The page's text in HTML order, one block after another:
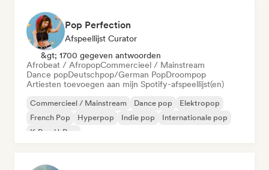
Pop Perfection
Afspeellijst Curator
&gt; 1700 gegeven antwoorden
Afrobeat / AfropopCommercieel / Mainstream
Dance popDeutschpop/German PopDroompop
Artiesten toevoegen aan mijn Spotify-afspeellijst(en)
Commercieel / Mainstream Dance pop
Elektropop
French Pop
Hyperpop Indie pop
Internationale pop
K-Pop/J-Pop